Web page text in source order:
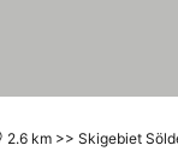
2.6 km >> Skigebiet